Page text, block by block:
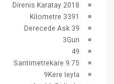
2018 Direnis Karatay
3391 Kilometre
39 Derecede Ask
3Gun
49
9.75 Santimetrekare
9Kere leyla